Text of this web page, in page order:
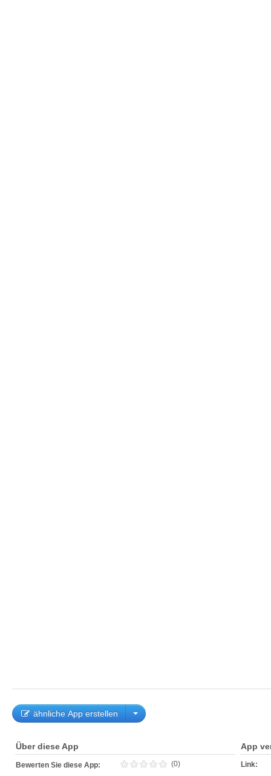
ähnliche App erstellen
Über diese App
Bewerten Sie diese App: (0)
App
Link: